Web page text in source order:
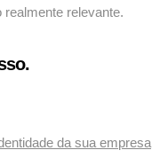
relevante.
da sua empresa